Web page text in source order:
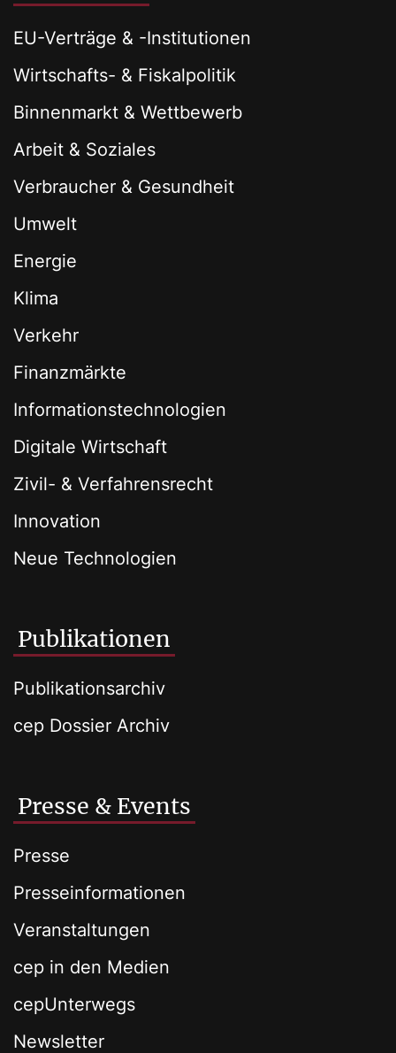
EU-Verträge & -Institutionen
Wirtschafts- & Fiskalpolitik
Binnenmarkt & Wettbewerb
Arbeit & Soziales
Verbraucher & Gesundheit
Umwelt
Energie
Klima
Verkehr
Finanzmärkte
Informationstechnologien
Digitale Wirtschaft
Zivil- & Verfahrensrecht
Innovation
Neue Technologien
Publikationen
Publikationsarchiv
cep Dossier Archiv
Presse & Events
Presse
Presseinformationen
Veranstaltungen
cep in den Medien
cepUnterwegs
Newsletter